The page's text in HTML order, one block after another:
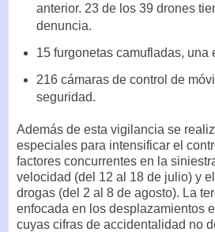
anterior. 23 de los 39 drones
denuncia.
15 furgonetas camufladas, una
216 cámaras de control de
seguridad.
Además de esta vigilancia se
especiales para intensificar el
factores concurrentes en la
velocidad (del 12 al 18 de julio) y
drogas (del 2 al 8 de agosto). La
enfocada en los desplazamientos
cuyas cifras de accidentalidad no